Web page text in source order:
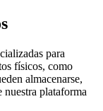
para
físicos, como
almacenarse,
nuestra plataforma